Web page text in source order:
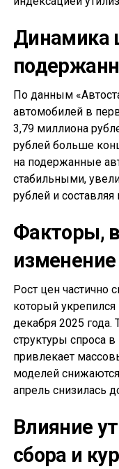
Динамика
По данным
автомобилей в
3,79 миллиона
рублей больше
на подержанные
стабильными,
рублей и
Факторы,
Рост цен частично
который
декабря 2025 года.
структуры спроса
привлекает
моделей
апрель снизилась
Влияние
сбора и